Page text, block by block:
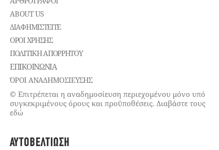
ABOUT US
ΔΙΑΦΗΜΙΣΤΕΊΤΕ
ΌΡΟΙ ΧΡΉΣΗΣ
ΠΟΛΙΤΙΚΉ ΑΠΟΡΡΉΤΟΥ
ΕΠΙΚΟΙΝΩΝΊΑ
ΌΡΟΙ ΑΝΑΔΗΜΟΣΙΕΥΣΗΣ
© Επιτρέπεται η αναδημοσίευση περιεχομένου μόνο υπό
συγκεκριμένους όρους και προϋποθέσεις. Διαβάστε τους
εδώ
ΑΥΤΟΒΕΛΤΊΩΣΗ